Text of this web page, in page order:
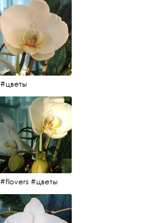
#цветы
#flovers #цветы